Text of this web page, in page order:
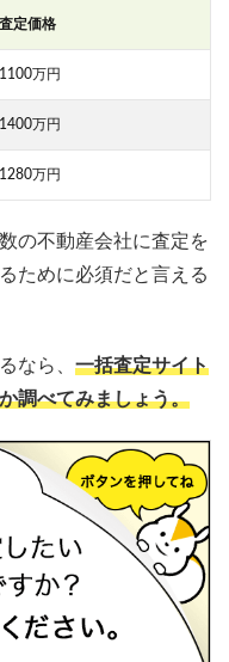
査定価格
1100万円
1400万円
1280万円
の不動産会社に査定を
ために必須だと言える
なら、 一括査定サイト
調べてみましょう。